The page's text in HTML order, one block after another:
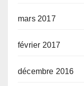
mars 2017
février 2017
décembre 2016